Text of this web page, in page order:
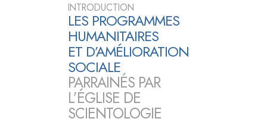
INTRODUCTION
LES PROGRAMMES
HUMANITAIRES
ET D’AMÉLIORATION
SOCIALE
PARRAINÉS PAR
L’ÉGLISE DE
SCIENTOLOGIE